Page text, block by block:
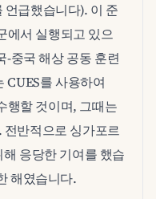
급했습니다). 이 준
에서 실행되고 있으
-중국 해상 공동 훈련
CUES를 사용하여
행할 것이며, 그때는
반적으로 싱가포르
응당한 기여를 했습
해였습니다.